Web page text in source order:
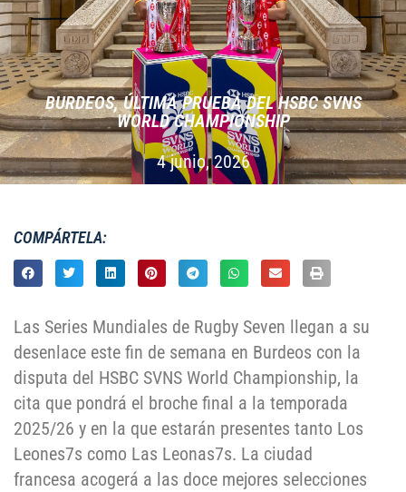
BURDEOS, ÚLTIMA PRUEBA DEL HSBC SVNS
WORLD CHAMPIONSHIP
4 junio, 2026
COMPÁRTELA:
Las Series Mundiales de Rugby Seven llegan a su
desenlace este fin de semana en Burdeos con la
disputa del HSBC SVNS World Championship, la
cita que pondrá el broche final a la temporada
2025/26 y en la que estarán presentes tanto Los
Leones7s como Las Leonas7s. La ciudad
francesa acogerá a las doce mejores selecciones